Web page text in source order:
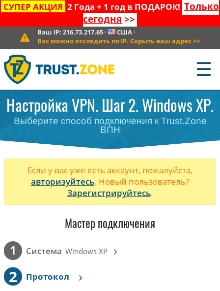
СУПЕР АКЦИЯ 2 Года + 1 год в ПОДАРОК! Только
сегодня >>
Ваш IP: 216.73.217.65· США·
Вас можно отследить по IP. Скрыть ваш адрес >>
☰
Настройка VPN. Шаг 2. Windows XP.
Выберите способ подключения к Trust.Zone
ВПН
Если у вас уже есть аккаунт, пожалуйста,
авторизуйтесь. Новый пользователь?
Зарегистрируйтесь.
Мастер подключения
1 Cистема Windows XP ›
2 Протокол ›